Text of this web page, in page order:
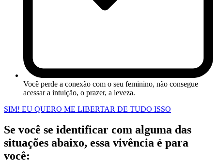
Você perde a conexão com o seu feminino, não consegue
acessar a intuição, o prazer, a leveza.
SIM! EU QUERO ME LIBERTAR DE TUDO ISSO
Se você se identificar com alguma das
situações abaixo, essa vivência é para
você: